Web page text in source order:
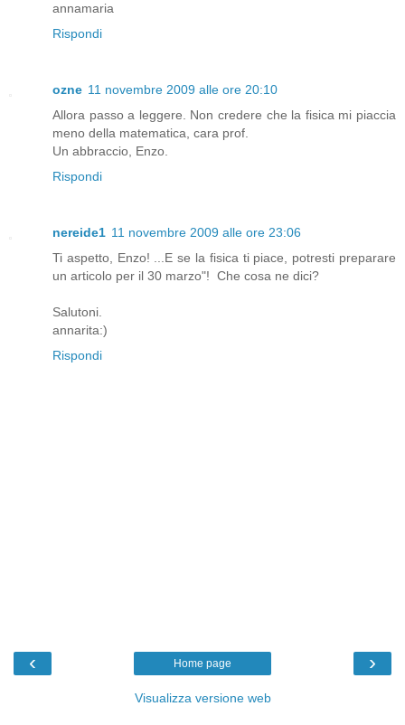
annamaria
Rispondi
ozne 11 novembre 2009 alle ore 20:10
Allora passo a leggere. Non credere che la fisica mi piaccia
meno della matematica, cara prof.
Un abbraccio, Enzo.
Rispondi
nereide1 11 novembre 2009 alle ore 23:06
Ti aspetto, Enzo! ...E se la fisica ti piace, potresti preparare
un articolo per il 30 marzo"! Che cosa ne dici?
Salutoni.
annarita:)
Rispondi
‹ ›
Home page
Visualizza versione web